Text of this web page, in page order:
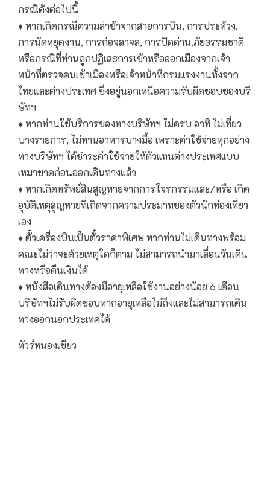
กรณีดังต่อไปนี้
♦ หากเกิดกรณีความล่าช้าจากสายการบิน, การประท้วง,
การนัดหยุดงาน, การก่อจลาจล, การปิดด่าน,ภัยธรรมชาติ
หรือกรณีที่ท่านถูกปฏิเสธการเข้าหรือออกเมืองจากเจ้า
หน้าที่ตรวจคนเข้าเมืองหรือเจ้าหน้าที่กรมแรงงานทั้งจาก
ไทยและต่างประเทศ ซึ่งอยู่นอกเหนือความรับผิดชอบของบริ
ษัทฯ
♦ หากท่านใช้บริการของทางบริษัทฯ ไม่ครบ อาทิ ไม่เที่ยว
บางรายการ, ไม่ทานอาหารบางมื้อ เพราะค่าใช้จ่ายทุกอย่าง
ทางบริษัทฯ ได้ชำระค่าใช้จ่ายให้ตัวแทนต่างประเทศแบบ
เหมาขาดก่อนออกเดินทางแล้ว
♦ หากเกิดทรัพย์สินสูญหายจากการโจรกรรมและ/หรือ เกิด
อุบัติเหตุสูญหายที่เกิดจากความประมาทของตัวนักท่องเที่ยว
เอง
♦ ตั๋วเครื่องบินเป็นตั๋วราคาพิเศษ หากท่านไม่เดินทางพร้อม
คณะไม่ว่าจะด้วยเหตุใดก็ตาม ไม่สามารถนำมาเลื่อนวันเดิน
ทางหรือคืนเงินได้
♦ หนังสือเดินทางต้องมีอายุเหลือใช้งานอย่างน้อย 6 เดือน
บริษัทฯไม่รับผิดชอบหากอายุเหลือไม่ถึงและไม่สามารถเดิน
ทางออกนอกประเทศได้
ทัวร์หนองเขียว